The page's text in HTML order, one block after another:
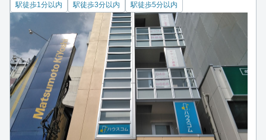
駅徒歩1分以内 駅徒歩3分以内 駅徒歩5分以内